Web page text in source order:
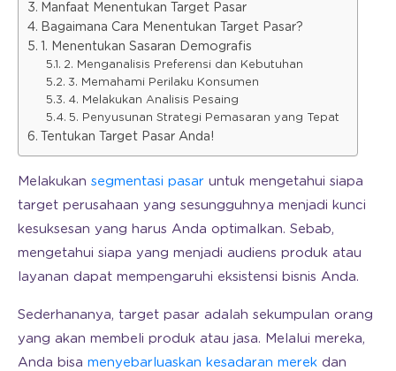
Manfaat Menentukan Target Pasar
Bagaimana Cara Menentukan Target Pasar?
1. Menentukan Sasaran Demografis
2. Menganalisis Preferensi dan Kebutuhan
3. Memahami Perilaku Konsumen
4. Melakukan Analisis Pesaing
5. Penyusunan Strategi Pemasaran yang Tepat
Tentukan Target Pasar Anda!
Melakukan segmentasi pasar untuk mengetahui siapa
target perusahaan yang sesungguhnya menjadi kunci
kesuksesan yang harus Anda optimalkan. Sebab,
mengetahui siapa yang menjadi audiens produk atau
layanan dapat mempengaruhi eksistensi bisnis Anda.
Sederhananya, target pasar adalah sekumpulan orang
yang akan membeli produk atau jasa. Melalui mereka,
Anda bisa menyebarluaskan kesadaran merek dan